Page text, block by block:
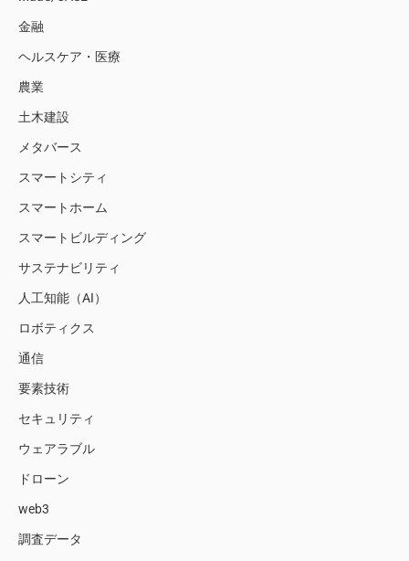
金融
ヘルスケア・医療
農業
土木建設
メタバース
スマートシティ
スマートホーム
スマートビルディング
サステナビリティ
人工知能（AI）
ロボティクス
通信
要素技術
セキュリティ
ウェアラブル
ドローン
web3
調査データ